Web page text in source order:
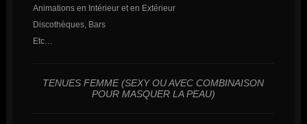
Animations en Intérieur et en Extérieur
Discothèques, Bars
Etc…
TENUES FEMME (SEXY OU AVEC COMBINAISON
POUR MASQUER LA PEAU)